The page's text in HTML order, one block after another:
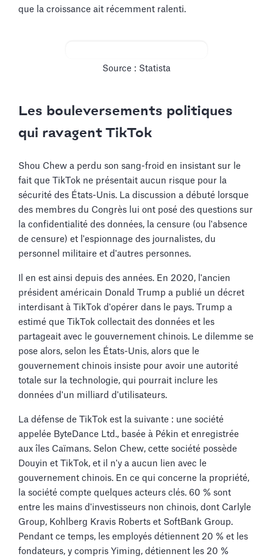
que la croissance ait récemment ralenti.
Source : Statista
Les bouleversements politiques
qui ravagent TikTok
Shou Chew a perdu son sang-froid en insistant sur le
fait que TikTok ne présentait aucun risque pour la
sécurité des États-Unis. La discussion a débuté lorsque
des membres du Congrès lui ont posé des questions sur
la confidentialité des données, la censure (ou l'absence
de censure) et l'espionnage des journalistes, du
personnel militaire et d'autres personnes.
Il en est ainsi depuis des années. En 2020, l'ancien
président américain Donald Trump a publié un décret
interdisant à TikTok d'opérer dans le pays. Trump a
estimé que TikTok collectait des données et les
partageait avec le gouvernement chinois. Le dilemme se
pose alors, selon les États-Unis, alors que le
gouvernement chinois insiste pour avoir une autorité
totale sur la technologie, qui pourrait inclure les
données d'un milliard d'utilisateurs.
La défense de TikTok est la suivante : une société
appelée ByteDance Ltd., basée à Pékin et enregistrée
aux îles Caïmans. Selon Chew, cette société possède
Douyin et TikTok, et il n'y a aucun lien avec le
gouvernement chinois. En ce qui concerne la propriété,
la société compte quelques acteurs clés. 60 % sont
entre les mains d'investisseurs non chinois, dont Carlyle
Group, Kohlberg Kravis Roberts et SoftBank Group.
Pendant ce temps, les employés détiennent 20 % et les
fondateurs, y compris Yiming, détiennent les 20 %